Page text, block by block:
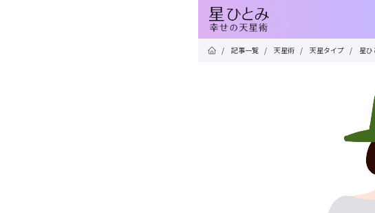
/ 記事一覧 / 天星術 / 天星タイプ / 星